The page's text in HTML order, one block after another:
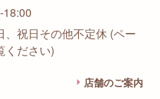
、祝日その他不定休 (ペー
ください)
店舗のご案内